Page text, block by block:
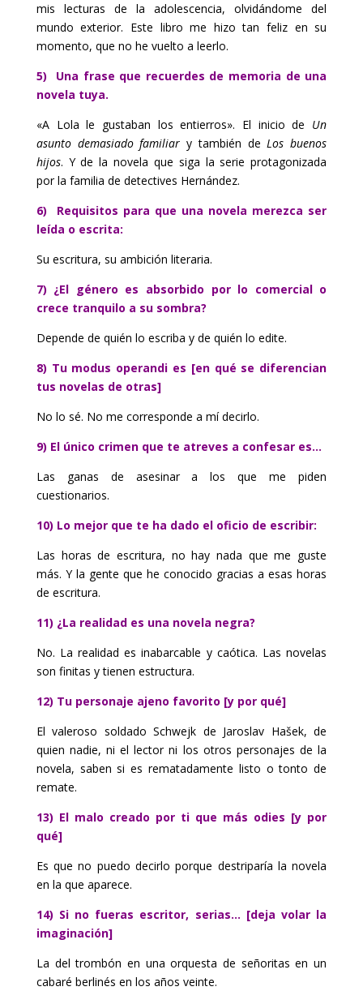
mis lecturas de la adolescencia, olvidándome del
mundo exterior. Este libro me hizo tan feliz en su
momento, que no he vuelto a leerlo.
5) Una frase que recuerdes de memoria de una
novela tuya.
«A Lola le gustaban los entierros». El inicio de Un
asunto demasiado familiar y también deLos buenos
hijos. Y de la novela que siga la serie protagonizada
por la familia de detectives Hernández.
6) Requisitos para que una novela merezca ser
leída o escrita:
Su escritura, su ambición literaria.
7) ¿El género es absorbido por lo comercial o
crece tranquilo a su sombra?
Depende de quién lo escriba y de quién lo edite.
8) Tu modus operandi es [en qué se diferencian
tus novelas de otras]
No lo sé. No me corresponde a mí decirlo.
9) El único crimen que te atreves a confesar es…
Las ganas de asesinar a los que me piden
cuestionarios.
10) Lo mejor que te ha dado el oficio de escribir:
Las horas de escritura, no hay nada que me guste
más. Y la gente que he conocido gracias a esas horas
de escritura.
11) ¿La realidad es una novela negra?
No. La realidad es inabarcable y caótica. Las novelas
son finitas y tienen estructura.
12) Tu personaje ajeno favorito [y por qué]
El valeroso soldado Schwejk de Jaroslav Hašek, de
quien nadie, ni el lector ni los otros personajes de la
novela, saben si es rematadamente listo o tonto de
remate.
13) El malo creado por ti que más odies [y por
qué]
Es que no puedo decirlo porque destriparía la novela
en la que aparece.
14) Si no fueras escritor, serias… [deja volar la
imaginación]
La del trombón en una orquesta de señoritas en un
cabaré berlinés en los años veinte.